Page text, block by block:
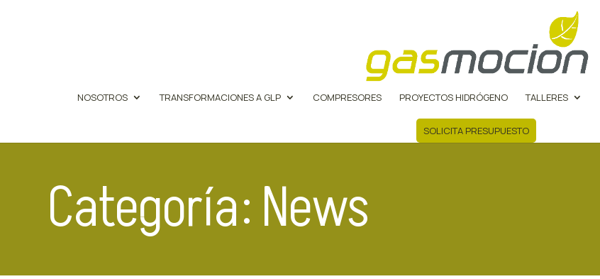
NOSOTROS TRANSFORMACIONES A GLP COMPRESORES PROYECTOS HIDRÓGENO TALLERES
SOLICITA PRESUPUESTO
Categoría: News